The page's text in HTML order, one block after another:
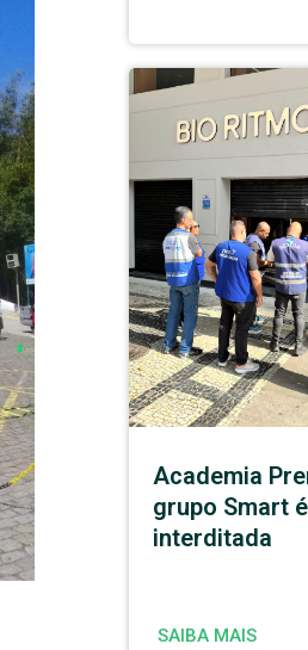
Academia
grupo Smart é
interditada
SAIBA MAIS